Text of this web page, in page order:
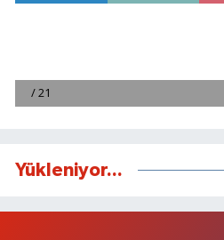
Yükleniyor...